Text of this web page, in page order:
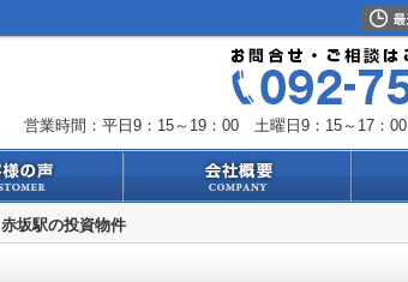
営業時間：平日9：15～19：00 土曜日9：15～17：00
赤坂駅の投資物件